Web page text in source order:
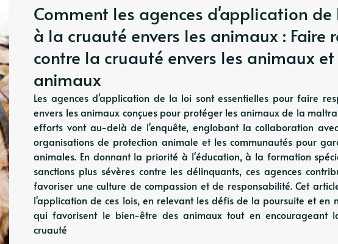
Comment les agences d'application
à la cruauté envers les animaux : Faire
contre la cruauté envers les animaux
animaux
Les agences d'application de la loi sont essentielles pour faire
envers les animaux conçues pour protéger les animaux de la
efforts vont au-delà de l'enquête, englobant la collaboration
organisations de protection animale et les communautés pour
animales. En donnant la priorité à l'éducation, à la formation
sanctions plus sévères contre les délinquants, ces agences
favoriser une culture de compassion et de responsabilité. Cet
l'application de ces lois, en relevant les défis de la poursuite et
qui favorisent le bien-être des animaux tout en encourageant
cruauté